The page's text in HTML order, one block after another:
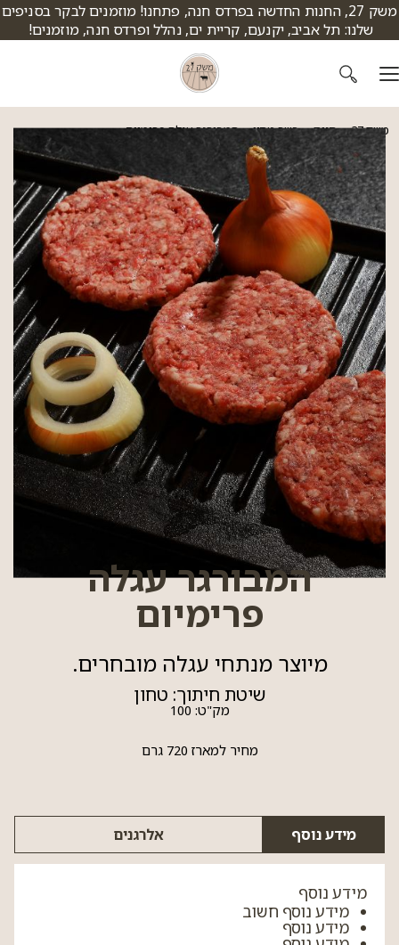
דלג לסרגל הניווט
דלג לתוכןמשק 27, החנות החדשה בפרדס חנה, פתחנו! מוזמנים לבקר בסניפים
שלנו: תל אביב, יקנעם, קריית ים, נהלל ופרדס חנה, מוזמנים!
משק 27 חנות בשר טחון המבורגר עגלה פרימיום
המבורגר עגלה
פרימיום
מיוצר מנתחי עגלה מובחרים.
שיטת חיתוך: טחון
מק"ט: 100
מחיר למארז 720 גרם
מידע נוסף אלרגנים
מידע נוסף
מידע נוסף חשוב
מידע נוסף